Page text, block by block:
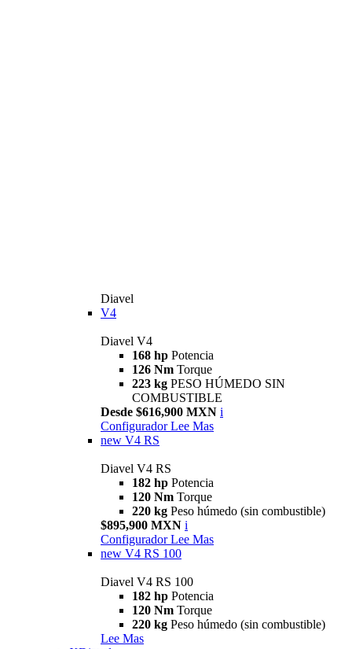
Diavel
V4
Diavel V4
168 hp Potencia
126 Nm Torque
223 kg PESO HÚMEDO SIN
COMBUSTIBLE
Desde $616,900 MXN i
Configurador Lee Mas
new V4 RS
Diavel V4 RS
182 hp Potencia
120 Nm Torque
220 kg Peso húmedo (sin combustible)
$895,900 MXN i
Configurador Lee Mas
new V4 RS 100
Diavel V4 RS 100
182 hp Potencia
120 Nm Torque
220 kg Peso húmedo (sin combustible)
Lee Mas